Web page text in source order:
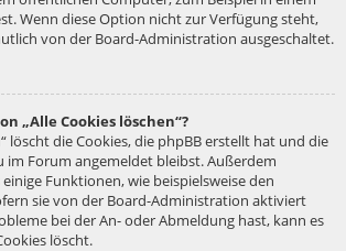
Wenn diese Option nicht zur Verfügung steht,
von der Board-Administration ausgeschaltet.
„Alle Cookies löschen“?
löscht die Cookies, die phpBB erstellt hat und die
im Forum angemeldet bleibst. Außerdem
Funktionen, wie beispielsweise den
sie von der Board-Administration aktiviert
bei der An- oder Abmeldung hast, kann es
löscht.